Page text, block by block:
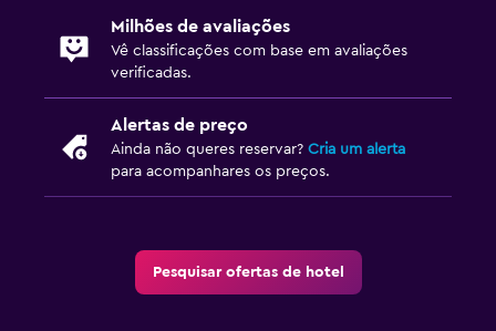
Milhões de avaliações
Vê classificações com base em avaliações
verificadas.
Alertas de preço
Ainda não queres reservar? Cria um alerta
para acompanhares os preços.
Pesquisar ofertas de hotel